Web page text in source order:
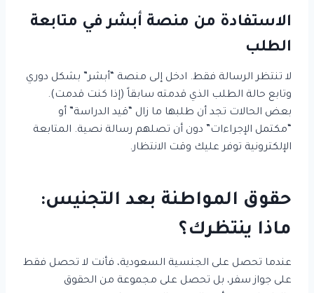
الاستفادة من منصة أبشر في متابعة
الطلب
لا تنتظر الرسالة فقط. ادخل إلى منصة “أبشر” بشكل دوري
وتابع حالة الطلب الذي قدمته سابقاً (إذا كنت قدمت).
بعض الحالات تجد أن طلبها ما زال “قيد الدراسة” أو
“مكتمل الإجراءات” دون أن تصلهم رسالة نصية. المتابعة
الإلكترونية توفر عليك وقت الانتظار.
حقوق المواطنة بعد التجنيس:
ماذا ينتظرك؟
عندما تحصل على الجنسية السعودية، فأنت لا تحصل فقط
على جواز سفر، بل تحصل على مجموعة من الحقوق